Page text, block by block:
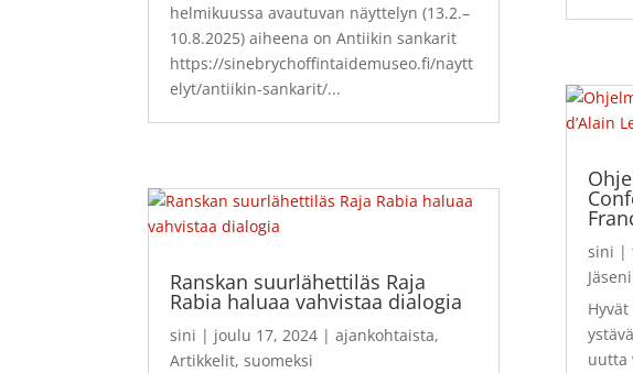
helmikuussa avautuvan näyttelyn (13.2.–
10.8.2025) aiheena on Antiikin sankarit
https://sinebrychoffintaidemuseo.fi/naytt
elyt/antiikin-sankarit/...
Ranskan suurlähettiläs Raja
Rabia haluaa vahvistaa dialogia
sini | joulu 17, 2024 |ajankohtaista,
Artikkelit,suomeksi
sini |
uutta